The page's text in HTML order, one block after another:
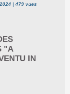
| 479 vues
"A
IN